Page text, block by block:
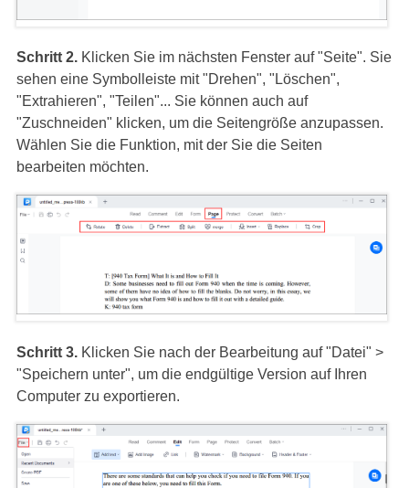
Schritt 2. Klicken Sie im nächsten Fenster auf "Seite". Sie
sehen eine Symbolleiste mit "Drehen", "Löschen",
"Extrahieren", "Teilen"... Sie können auch auf
"Zuschneiden" klicken, um die Seitengröße anzupassen.
Wählen Sie die Funktion, mit der Sie die Seiten
bearbeiten möchten.
Schritt 3. Klicken Sie nach der Bearbeitung auf "Datei" >
"Speichern unter", um die endgültige Version auf Ihren
Computer zu exportieren.